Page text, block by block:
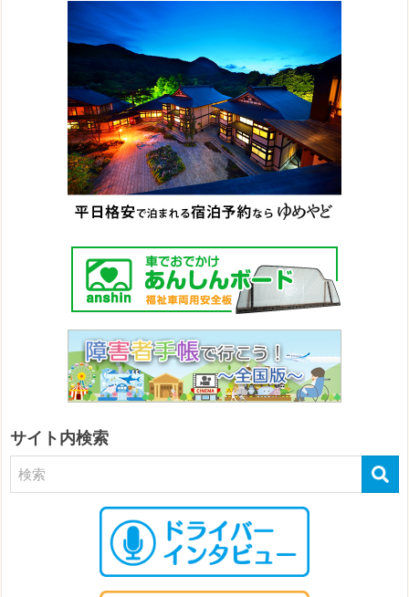
サイト内検索